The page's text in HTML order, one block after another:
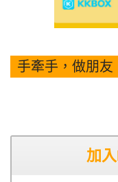
手牽手，做朋友
加